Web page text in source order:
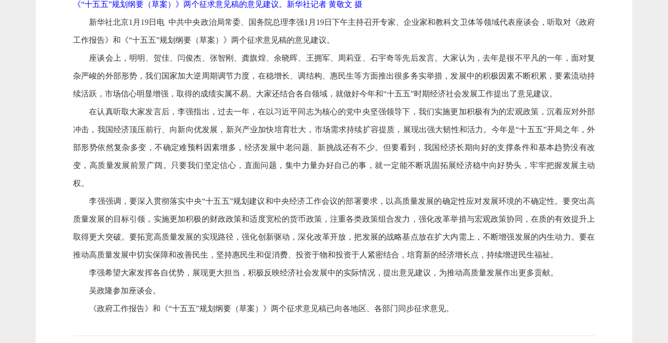
《“十五五”规划纲要（草案）》两个征求意见稿的意见建议。新华社记者 黄敬文 摄
新华社北京1月19日电 中共中央政治局常委、国务院总理李强1月19日下午主持召开专家、企业家和教科文卫体等领域代表座谈会，听取对《政府
工作报告》和《“十五五”规划纲要（草案）》两个征求意见稿的意见建议。
座谈会上，明明、贺佳、闫俊杰、张智刚、龚旗煌、余晓晖、王拥军、周莉亚、石宇奇等先后发言。大家认为，去年是很不平凡的一年，面对复
杂严峻的外部形势，我们国家加大逆周期调节力度，在稳增长、调结构、惠民生等方面推出很多务实举措，发展中的积极因素不断积累，要素流动持
续活跃，市场信心明显增强，取得的成绩实属不易。大家还结合各自领域，就做好今年和“十五五”时期经济社会发展工作提出了意见建议。
在认真听取大家发言后，李强指出，过去一年，在以习近平同志为核心的党中央坚强领导下，我们实施更加积极有为的宏观政策，沉着应对外部
冲击，我国经济顶压前行、向新向优发展，新兴产业加快培育壮大，市场需求持续扩容提质，展现出强大韧性和活力。今年是“十五五”开局之年，外
部形势依然复杂多变，不确定难预料因素增多，经济发展中老问题、新挑战还有不少。但要看到，我国经济长期向好的支撑条件和基本趋势没有改
变，高质量发展前景广阔。只要我们坚定信心，直面问题，集中力量办好自己的事，就一定能不断巩固拓展经济稳中向好势头，牢牢把握发展主动
权。
李强强调，要深入贯彻落实中央“十五五”规划建议和中央经济工作会议的部署要求，以高质量发展的确定性应对发展环境的不确定性。要突出高
质量发展的目标引领，实施更加积极的财政政策和适度宽松的货币政策，注重各类政策组合发力，强化改革举措与宏观政策协同，在质的有效提升上
取得更大突破。要拓宽高质量发展的实现路径，强化创新驱动，深化改革开放，把发展的战略基点放在扩大内需上，不断增强发展的内生动力。要在
推动高质量发展中切实保障和改善民生，坚持惠民生和促消费、投资于物和投资于人紧密结合，培育新的经济增长点，持续增进民生福祉。
李强希望大家发挥各自优势，展现更大担当，积极反映经济社会发展中的实际情况，提出意见建议，为推动高质量发展作出更多贡献。
吴政隆参加座谈会。
《政府工作报告》和《“十五五”规划纲要（草案）》两个征求意见稿已向各地区、各部门同步征求意见。